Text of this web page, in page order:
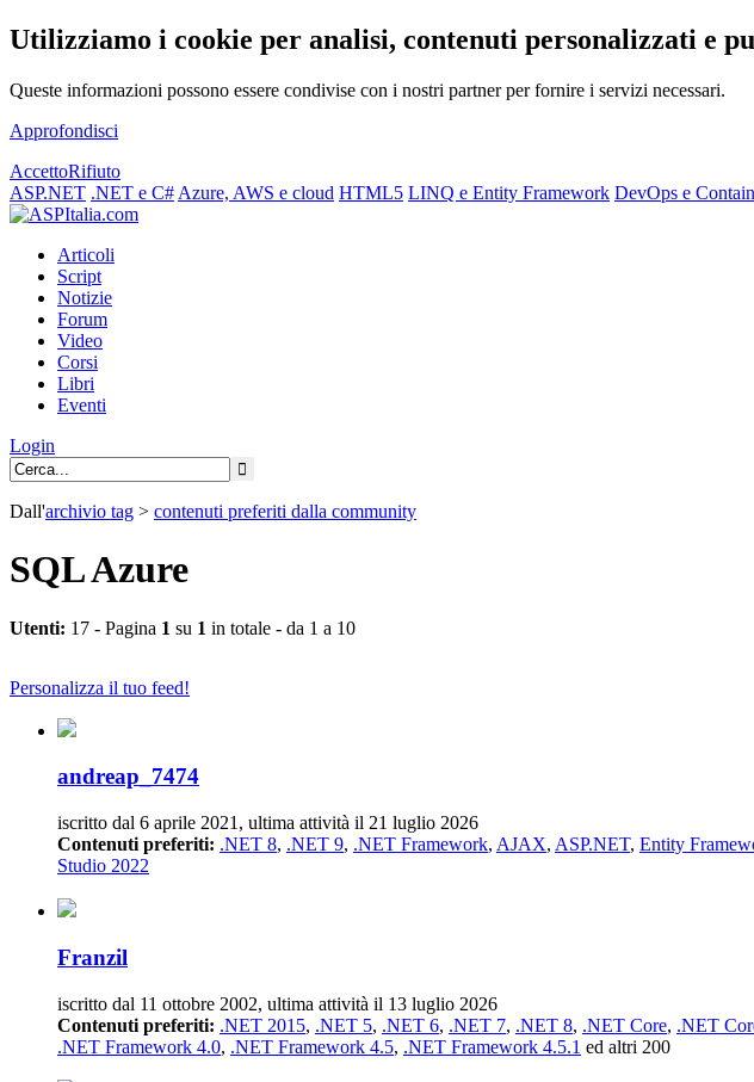
Utilizziamo i cookie per analisi, contenuti personalizzati e
Queste informazioni possono essere condivise con i nostri partner per fornire i servizi necessari.
Approfondisci
AccettoRifiuto
ASP.NET .NET e C# Azure, AWS e cloud HTML5 LINQ e Entity Framework DevOps e
Articoli
Script
Notizie
Forum
Video
Corsi
Libri
Eventi
Login
Dall'archivio tag > contenuti preferiti dalla community
SQL Azure
Utenti: 17 - Pagina 1 su 1 in totale - da 1 a 10
Personalizza il tuo feed!
andreap_7474
iscritto dal 6 aprile 2021, ultima attività il 21 luglio 2026
Contenuti preferiti: .NET 8, .NET 9, .NET Framework, AJAX, ASP.NET, Entity
Studio 2022
Franzil
iscritto dal 11 ottobre 2002, ultima attività il 13 luglio 2026
Contenuti preferiti: .NET 2015, .NET 5, .NET 6, .NET 7, .NET 8, .NET Core, .NET
.NET Framework 4.0, .NET Framework 4.5, .NET Framework 4.5.1 ed altri 200